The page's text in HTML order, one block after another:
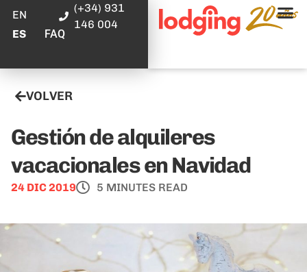
EN
ES
FAQ
(+34) 931
146 004
VOLVER
Gestión de alquileres
vacacionales en Navidad
24 DIC 2019 5 MINUTES READ